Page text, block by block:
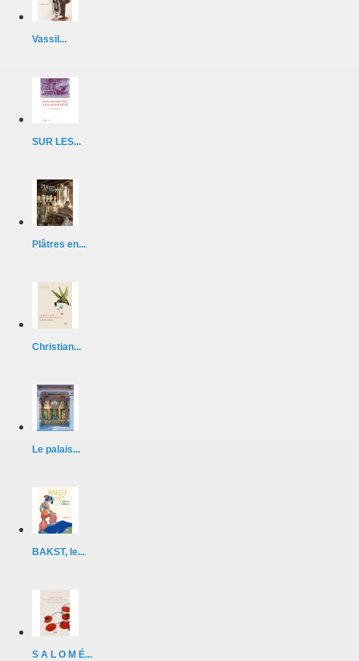
Vassil...
SUR LES...
Plâtres en...
Christian...
Le palais...
BAKST, le...
S A L O M É...